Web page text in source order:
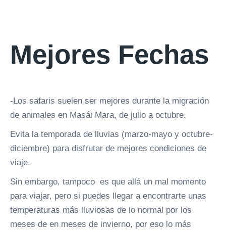
Mejores Fechas
-Los safaris suelen ser mejores durante la migración
de animales en Masái Mara, de julio a octubre.
Evita la temporada de lluvias (marzo-mayo y octubre-
diciembre) para disfrutar de mejores condiciones de
viaje.
Sin embargo, tampoco es que allá un mal momento
para viajar, pero si puedes llegar a encontrarte unas
temperaturas más lluviosas de lo normal por los
meses de en meses de invierno, por eso lo más